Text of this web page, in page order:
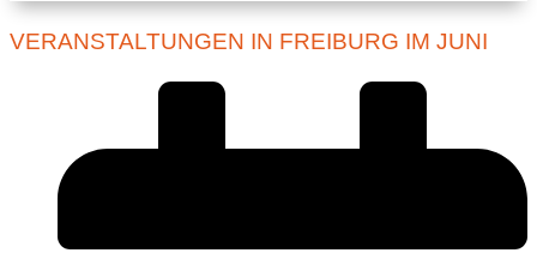
VERANSTALTUNGEN IN FREIBURG IM JUNI